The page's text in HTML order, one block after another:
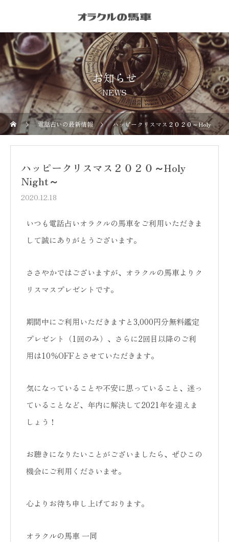
お知らせ
NEWS
電話占いの最新情報 ハッピークリスマス２０２０～Holy Night～
ハッピークリスマス２０２０～Holy
Night～
2020.12.18
いつも電話占いオラクルの馬車をご利用いただきま
して誠にありがとうございます。
ささやかではございますが、オラクルの馬車よりク
リスマスプレゼントです。
期間中にご利用いただきますと3,000円分無料鑑定
プレゼント（1回のみ）、さらに2回目以降のご利
用は10％OFFとさせていただきます。
気になっていることや不安に思っていること、迷っ
ていることなど、年内に解決して2021年を迎えま
しょう！
お聴きになりたいことがございましたら、ぜひこの
機会にご利用くださいませ。
心よりお待ち申し上げております。
オラクルの馬車 一同